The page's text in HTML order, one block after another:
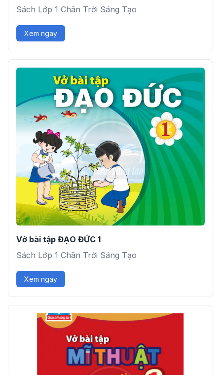
Sách Lớp 1 Chân Trời Sáng Tạo
Xem ngay
Vở bài tập ĐẠO ĐỨC 1
Sách Lớp 1 Chân Trời Sáng Tạo
Xem ngay